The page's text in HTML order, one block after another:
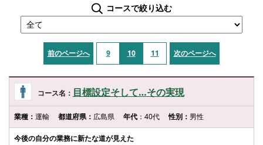
コースで絞り込む
前のページへ 9 10 11 次のページへ
コース名： 目標設定そして…その実現
業種： 運輸 都道府県： 広島県 年代：40代 性別： 男性
今後の自分の業務に新たな道が見えた